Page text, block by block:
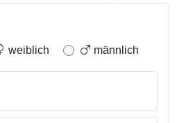
weiblich männlich